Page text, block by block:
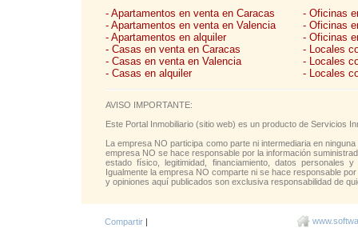
- Apartamentos en venta en Caracas
- Apartamentos en venta en Valencia
- Apartamentos en alquiler
- Casas en venta en Caracas
- Casas en venta en Valencia
- Casas en alquiler
- Oficinas
- Oficinas
- Oficinas
- Locales
- Locales
- Locales
AVISO IMPORTANTE:
Este Portal Inmobiliario (sitio web) es un producto de Servicios
La empresa NO participa como parte ni intermediaria en
empresa NO se hace responsable por la información
estado físico, legitimidad, financiamiento, datos personales
Igualmente la empresa NO comparte ni se hace responsable
y opiniones aquí publicados son exclusiva responsabilidad de
Compartir |